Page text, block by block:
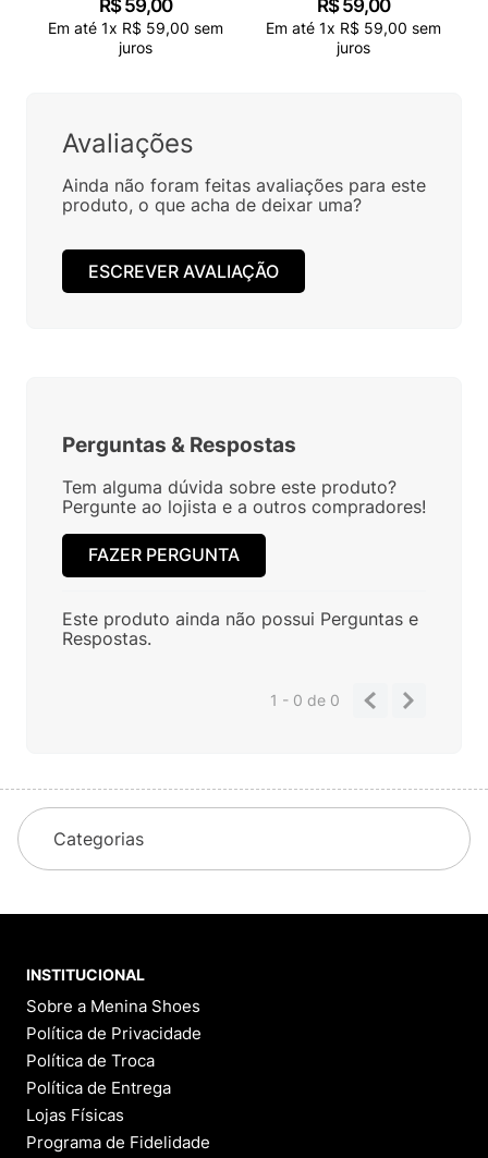
R$ 59,00
Em até 1x R$ 59,00 sem
juros
R$ 59,00
Em até 1x R$ 59,00 sem
juros
Avaliações
Ainda não foram feitas avaliações para este
produto, o que acha de deixar uma?
ESCREVER AVALIAÇÃO
Perguntas & Respostas
Tem alguma dúvida sobre este produto?
Pergunte ao lojista e a outros compradores!
FAZER PERGUNTA
Este produto ainda não possui Perguntas e
Respostas.
1 - 0de 0
Categorias
INSTITUCIONAL
Sobre a Menina Shoes
Política de Privacidade
Política de Troca
Política de Entrega
Lojas Físicas
Programa de Fidelidade